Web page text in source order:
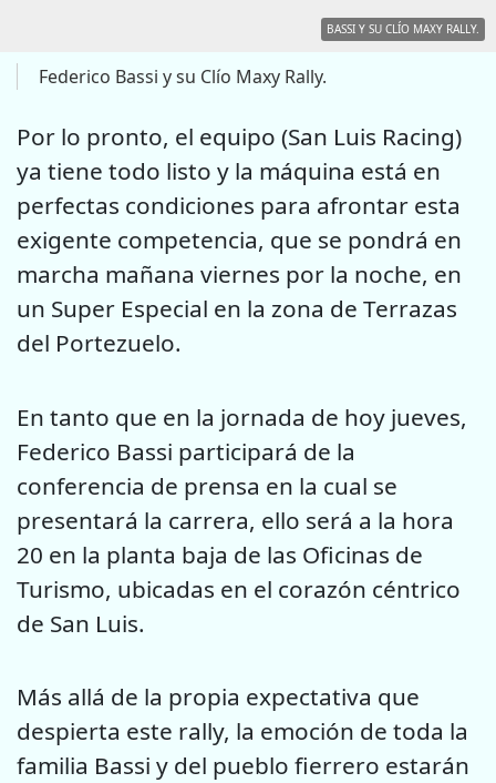
BASSI Y SU CLÍO MAXY RALLY.
Federico Bassi y su Clío Maxy Rally.
Por lo pronto, el equipo (San Luis Racing)
ya tiene todo listo y la máquina está en
perfectas condiciones para afrontar esta
exigente competencia, que se pondrá en
marcha mañana viernes por la noche, en
un Super Especial en la zona de Terrazas
del Portezuelo.
En tanto que en la jornada de hoy jueves,
Federico Bassi participará de la
conferencia de prensa en la cual se
presentará la carrera, ello será a la hora
20 en la planta baja de las Oficinas de
Turismo, ubicadas en el corazón céntrico
de San Luis.
Más allá de la propia expectativa que
despierta este rally, la emoción de toda la
familia Bassi y del pueblo fierrero estarán